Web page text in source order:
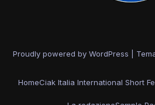
Proudly powered by WordPress
HomeCiak Italia International Short